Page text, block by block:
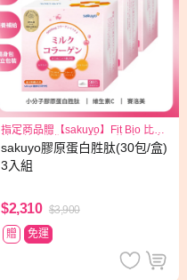
指定商品贈【sakuyo】Fit Bio 比菲
德氏菌盒裝版15日份(15條/盒)*1盒
sakuyo膠原蛋白胜肽(30包/盒)
3入組
$2,310 $3,900
贈
免運